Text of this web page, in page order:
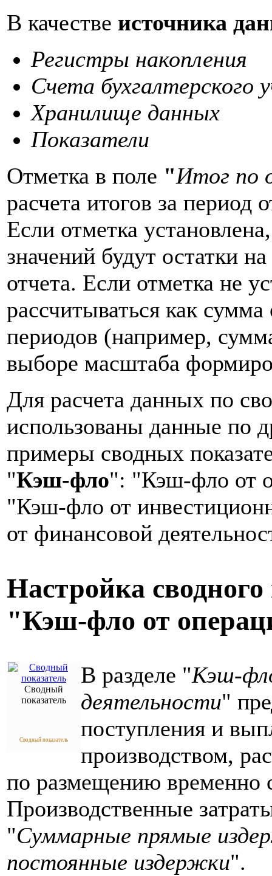
В качестве источника
Регистры накопления
Счета бухгалтерского
Хранилище данных
Показатели
Отметка в поле "Итог по
расчета итогов за период
Если отметка
значений будут остатки
отчета. Если отметка не
рассчитываться как
периодов (например,
выборе масштаба
Для расчета данных по
использованы данные по
примеры сводных
"Кэш-фло": "Кэш-фло от
"Кэш-фло от
от финансовой
Настройка
"Кэш-фло от
Сводный
показатель
Сводный показатель
В разделе "Кэш-
деятельности"
поступления и
производством,
по размещению временно
Производственные
"Суммарные прямые
постоянные издержки".